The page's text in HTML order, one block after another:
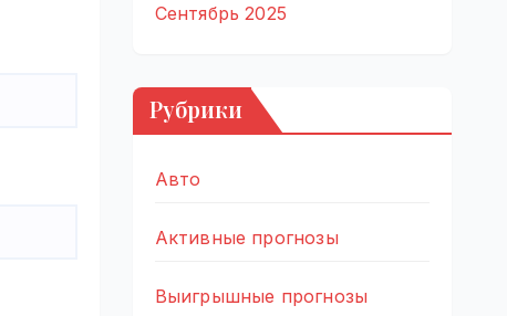
Сентябрь 2025
Рубрики
Авто
Активные прогнозы
Выигрышные прогнозы